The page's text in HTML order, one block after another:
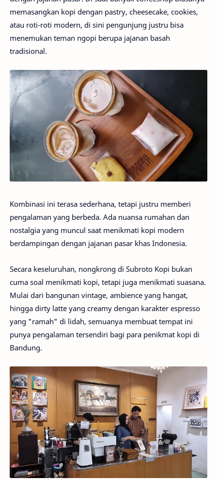
memasangkan kopi dengan pastry, cheesecake, cookies,
atau roti-roti modern, di sini pengunjung justru bisa
menemukan teman ngopi berupa jajanan basah
tradisional.
Kombinasi ini terasa sederhana, tetapi justru memberi
pengalaman yang berbeda. Ada nuansa rumahan dan
nostalgia yang muncul saat menikmati kopi modern
berdampingan dengan jajanan pasar khas Indonesia.
Secara keseluruhan, nongkrong di Subroto Kopi bukan
cuma soal menikmati kopi, tetapi juga menikmati suasana.
Mulai dari bangunan vintage, ambience yang hangat,
hingga dirty latte yang creamy dengan karakter espresso
yang "ramah" di lidah, semuanya membuat tempat ini
punya pengalaman tersendiri bagi para penikmat kopi di
Bandung.